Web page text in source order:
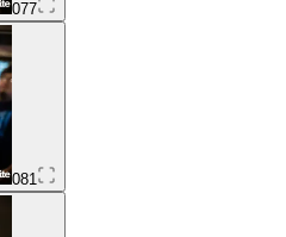
077
081